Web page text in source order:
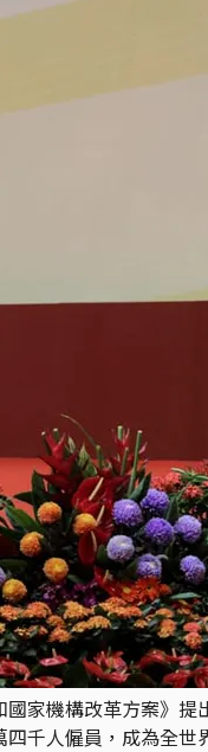
家機構改革方案》
千人僱員，成為全世